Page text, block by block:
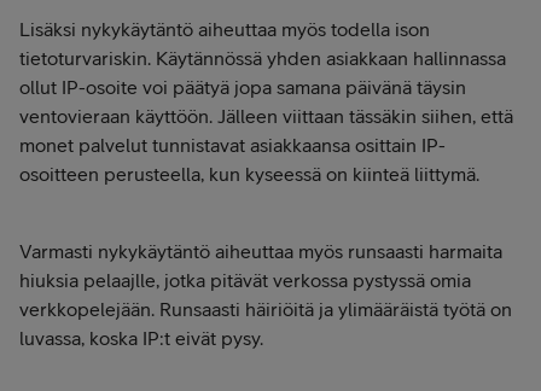
Lisäksi nykykäytäntö aiheuttaa myös todella ison
tietoturvariskin. Käytännössä yhden asiakkaan hallinnassa
ollut IP-osoite voi päätyä jopa samana päivänä täysin
ventovieraan käyttöön. Jälleen viittaan tässäkin siihen, että
monet palvelut tunnistavat asiakkaansa osittain IP-
osoitteen perusteella, kun kyseessä on kiinteä liittymä.
Varmasti nykykäytäntö aiheuttaa myös runsaasti harmaita
hiuksia pelaajlle, jotka pitävät verkossa pystyssä omia
verkkopelejään. Runsaasti häiriöitä ja ylimääräistä työtä on
luvassa, koska IP:t eivät pysy.